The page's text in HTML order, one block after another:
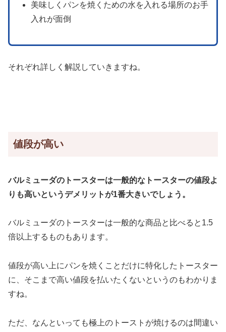
美味しくパンを焼くための水を入れる場所のお手
入れが面倒
それぞれ詳しく解説していきますね。
値段が高い
バルミューダのトースターは一般的なトースターの値段よ
りも高いというデメリットが1番大きいでしょう。
バルミューダのトースターは一般的な商品と比べると1.5
倍以上するものもあります。
値段が高い上にパンを焼くことだけに特化したトースター
に、そこまで高い値段を払いたくないというのもわかりま
すね。
ただ、なんといっても極上のトーストが焼けるのは間違い